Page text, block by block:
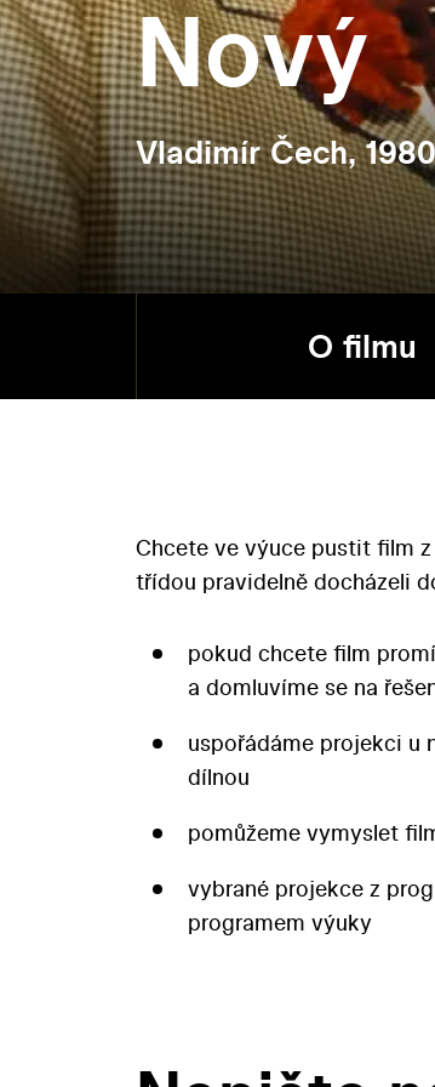
Nový
Vladimír Čech, 1980
O filmu
Chcete ve výuce pustit film
třídou pravidelně docházeli
pokud chcete film
a domluvíme se na
uspořádáme projekci u
dílnou
pomůžeme vymyslet
vybrané projekce z
programem výuky